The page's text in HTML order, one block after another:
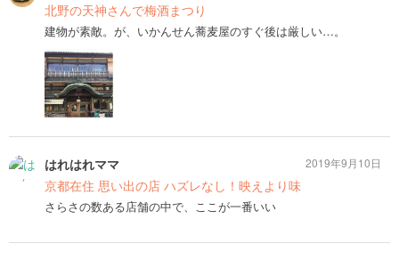
北野の天神さんで梅酒まつり
建物が素敵。が、いかんせん蕎麦屋のすぐ後は厳しい…。
はれはれママ
京都在住 思い出の店 ハズレなし！映えより味
さらさの数ある店舗の中で、ここが一番いい
2019年9月10日